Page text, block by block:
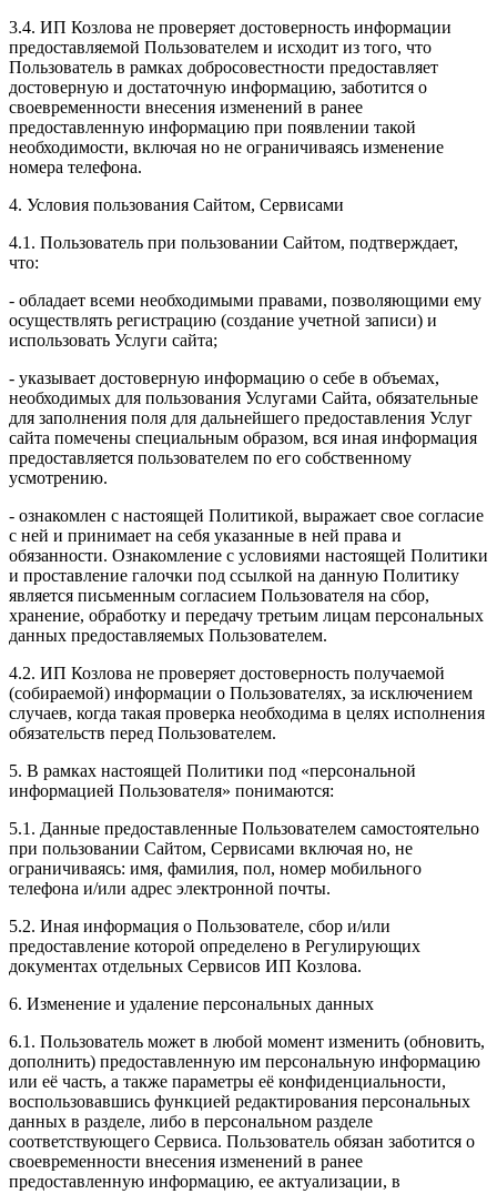
3.4. ИП Козлова не проверяет достоверность информации
предоставляемой Пользователем и исходит из того, что
Пользователь в рамках добросовестности предоставляет
достоверную и достаточную информацию, заботится о
своевременности внесения изменений в ранее
предоставленную информацию при появлении такой
необходимости, включая но не ограничиваясь изменение
номера телефона.
4. Условия пользования Сайтом, Сервисами
4.1. Пользователь при пользовании Сайтом, подтверждает,
что:
- обладает всеми необходимыми правами, позволяющими ему
осуществлять регистрацию (создание учетной записи) и
использовать Услуги сайта;
- указывает достоверную информацию о себе в объемах,
необходимых для пользования Услугами Сайта, обязательные
для заполнения поля для дальнейшего предоставления Услуг
сайта помечены специальным образом, вся иная информация
предоставляется пользователем по его собственному
усмотрению.
- ознакомлен с настоящей Политикой, выражает свое согласие
с ней и принимает на себя указанные в ней права и
обязанности. Ознакомление с условиями настоящей Политики
и проставление галочки под ссылкой на данную Политику
является письменным согласием Пользователя на сбор,
хранение, обработку и передачу третьим лицам персональных
данных предоставляемых Пользователем.
4.2. ИП Козлова не проверяет достоверность получаемой
(собираемой) информации о Пользователях, за исключением
случаев, когда такая проверка необходима в целях исполнения
обязательств перед Пользователем.
5. В рамках настоящей Политики под «персональной
информацией Пользователя» понимаются:
5.1. Данные предоставленные Пользователем самостоятельно
при пользовании Сайтом, Сервисами включая но, не
ограничиваясь: имя, фамилия, пол, номер мобильного
телефона и/или адрес электронной почты.
5.2. Иная информация о Пользователе, сбор и/или
предоставление которой определено в Регулирующих
документах отдельных Сервисов ИП Козлова.
6. Изменение и удаление персональных данных
6.1. Пользователь может в любой момент изменить (обновить,
дополнить) предоставленную им персональную информацию
или её часть, а также параметры её конфиденциальности,
воспользовавшись функцией редактирования персональных
данных в разделе, либо в персональном разделе
соответствующего Сервиса. Пользователь обязан заботится о
своевременности внесения изменений в ранее
предоставленную информацию, ее актуализации, в